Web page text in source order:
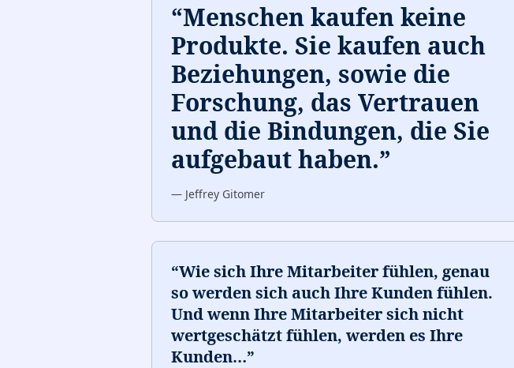
“Menschen kaufen keine
Produkte. Sie kaufen auch
Beziehungen, sowie die
Forschung, das Vertrauen
und die Bindungen, die Sie
aufgebaut haben.”
— Jeffrey Gitomer
“Wie sich Ihre Mitarbeiter fühlen, genau
so werden sich auch Ihre Kunden fühlen.
Und wenn Ihre Mitarbeiter sich nicht
wertgeschätzt fühlen, werden es Ihre
Kunden…”